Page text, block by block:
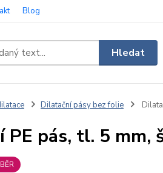
Blog
Hledat
Dilatační pásy bez folie
PE pás, tl. 5 mm,